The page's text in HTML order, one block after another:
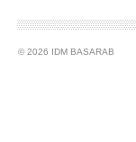
© 2026 IDM BASARAB